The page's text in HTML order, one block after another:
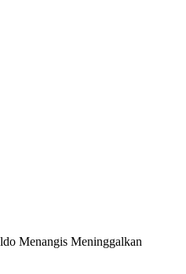
Menangis Meninggalkan